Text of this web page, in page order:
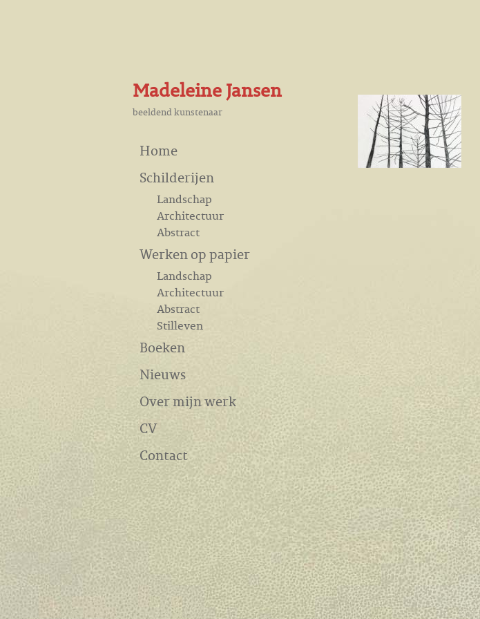
Madeleine Jansen
beeldend kunstenaar
Home
Schilderijen
Landschap
Architectuur
Abstract
Werken op papier
Landschap
Architectuur
Abstract
Stilleven
Boeken
Nieuws
Over mijn werk
CV
Contact